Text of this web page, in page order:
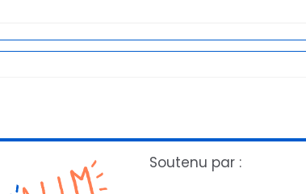
Soutenu par :